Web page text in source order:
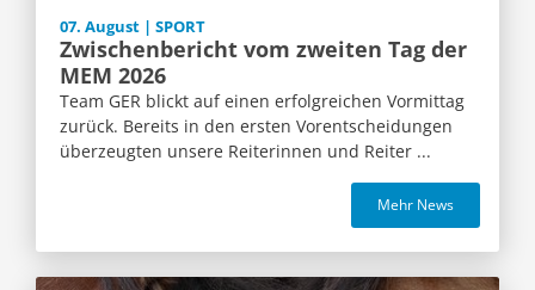
07. August | SPORT
Zwischenbericht vom zweiten Tag der
MEM 2026
Team GER blickt auf einen erfolgreichen Vormittag
zurück. Bereits in den ersten Vorentscheidungen
überzeugten unsere Reiterinnen und Reiter ...
Mehr News